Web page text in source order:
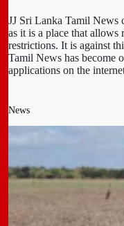
JJ Sri Lanka Tamil News
as it is a place that allows
restrictions. It is against
Tamil News has become
applications on the
News